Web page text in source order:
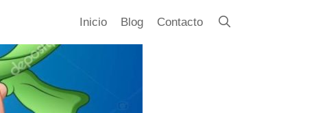
Inicio Blog Contacto